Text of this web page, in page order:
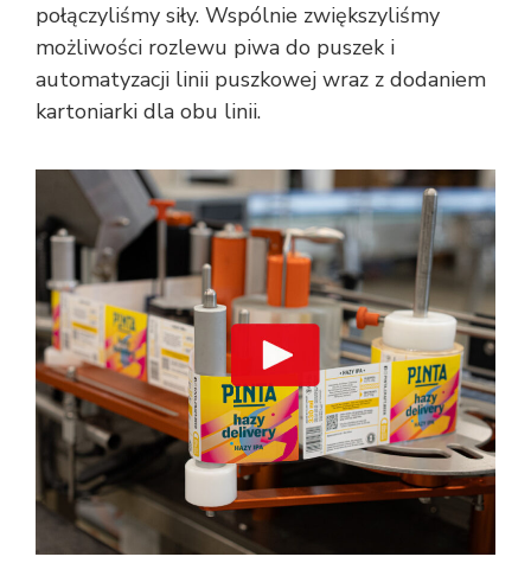
połączyliśmy siły. Wspólnie zwiększyliśmy
możliwości rozlewu piwa do puszek i
automatyzacji linii puszkowej wraz z dodaniem
kartoniarki dla obu linii.